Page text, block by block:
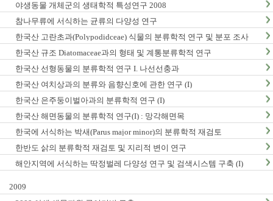
야생동물 개체군의 생태학적 특성연구 2008
참나무류에 서식하는 균류의 다양성 연구
한국산 고란초과(Polypodidceae) 식물의 분류학적 연구 및 분포 조사
한국산 규조 Diatomaceae과의 형태 및 계통분류학적 연구
한국산 선형동물의 분류학적 연구 I. 나선선충과
한국산 여치상과의 분류와 음향신호에 관한 연구 (I)
한국산 은주둥이벌아과의 분류학적 연구 (I)
한국산 해면동물의 분류학적 연구(I) : 망각해면목
한국에 서식하는 박새(Parus major minor)의 분류학적 재검토
한반도 삵의 분류학적 재검토 및 지리적 변이 연구
해안지역에 서식하는 딱정벌레 다양성 연구 및 검색시스템 구축 (I)
2009